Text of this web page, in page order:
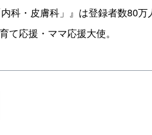
科・皮膚科」』は登録者数80万
て応援・ママ応援大使。